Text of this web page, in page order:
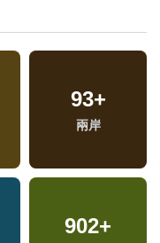
93+
兩岸
902+